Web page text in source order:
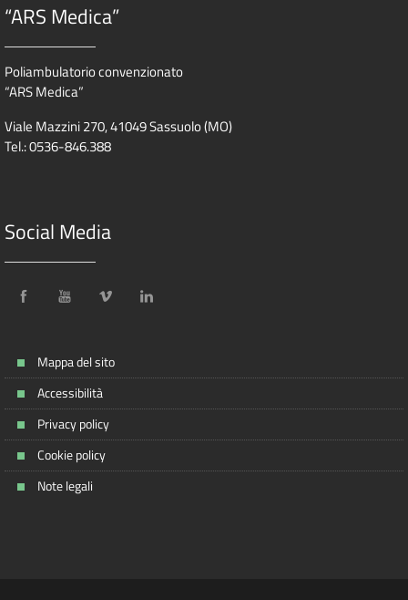
“ARS Medica”
Poliambulatorio convenzionato
“ARS Medica”
Viale Mazzini 270, 41049 Sassuolo (MO)
Tel.: 0536-846.388
Social Media
Mappa del sito
Accessibilità
Privacy policy
Cookie policy
Note legali